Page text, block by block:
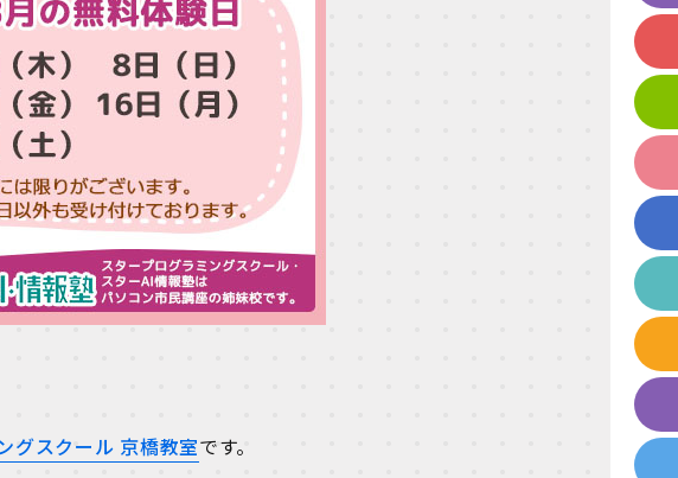
グスクール 京橋教室です。